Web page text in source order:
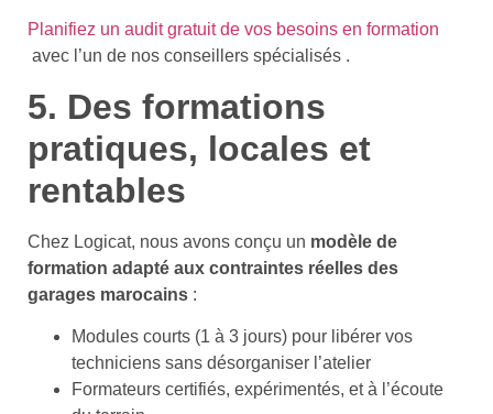
Planifiez un audit gratuit de vos besoins en formation
avec l’un de nos conseillers spécialisés .
5. Des formations
pratiques, locales et
rentables
Chez Logicat, nous avons conçu un modèle de
formation adapté aux contraintes réelles des
garages marocains :
Modules courts (1 à 3 jours) pour libérer vos
techniciens sans désorganiser l’atelier
Formateurs certifiés, expérimentés, et à l’écoute